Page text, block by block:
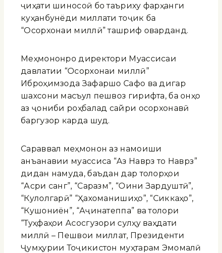
ҷиҳати шиносоӣ бо таъриху фарҳанги
куҳанбунёди миллати тоҷик ба
“Осорхонаи миллӣ” ташриф оварданд.
Меҳмононро директори Муассисаи
давлатии “Осорхонаи миллӣ”
Иброҳимзода Зафаршо Сафо ва дигар
шахсони масъул пешвоз гирифта, ба онҳо
аз ҷониби роҳбалад сайри осорхонавӣ
баргузор карда шуд.
Сараввал меҳмонон аз намоиши
анъанавии муассиса “Аз Наврӯз то Наврӯз”
дидан намуда, баъдан дар толорҳои
“Асри санг”, “Саразм”, “Оини Зардуштӣ”,
“Кулолгарӣ” “Ҳахоманишиҳо”, “Сиккаҳо”,
“Кушониён”, “Аҷинатеппа” ва толори
“Туҳфаҳои Асосгузори сулҳу ваҳдати
миллӣ – Пешвои миллат, Президенти
Ҷумҳурии Тоҷикистон муҳтарам Эмомалӣ